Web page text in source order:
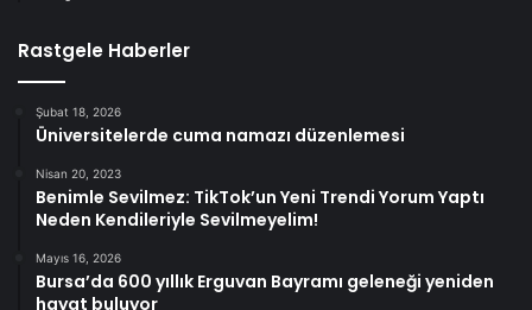
Rastgele Haberler
Şubat 18, 2026
Üniversitelerde cuma namazı düzenlemesi
Nisan 20, 2023
Benimle Sevilmez: TikTok’un Yeni Trendi Yorum Yaptı
Neden Kendileriyle Sevilmeyelim!
Mayıs 16, 2026
Bursa’da 600 yıllık Erguvan Bayramı geleneği yeniden
hayat buluyor